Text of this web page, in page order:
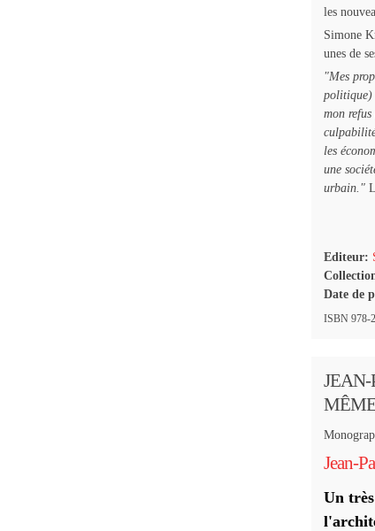
les
Simone
unes de
"Mes
politique)
mon
les
une
urbain."
Editeur:
Date de
ISBN 978-
Jean-
Un